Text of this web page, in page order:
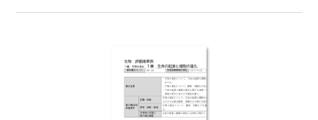
分野の学者が社会の大変革を予感してお
のインパクトがあるだろうと語っていま
す」と書いているほどである（1）。今回，
一般のユーザーとしてChatGPTを使ってみ
た2023年4月時点での感想を記録しておきた